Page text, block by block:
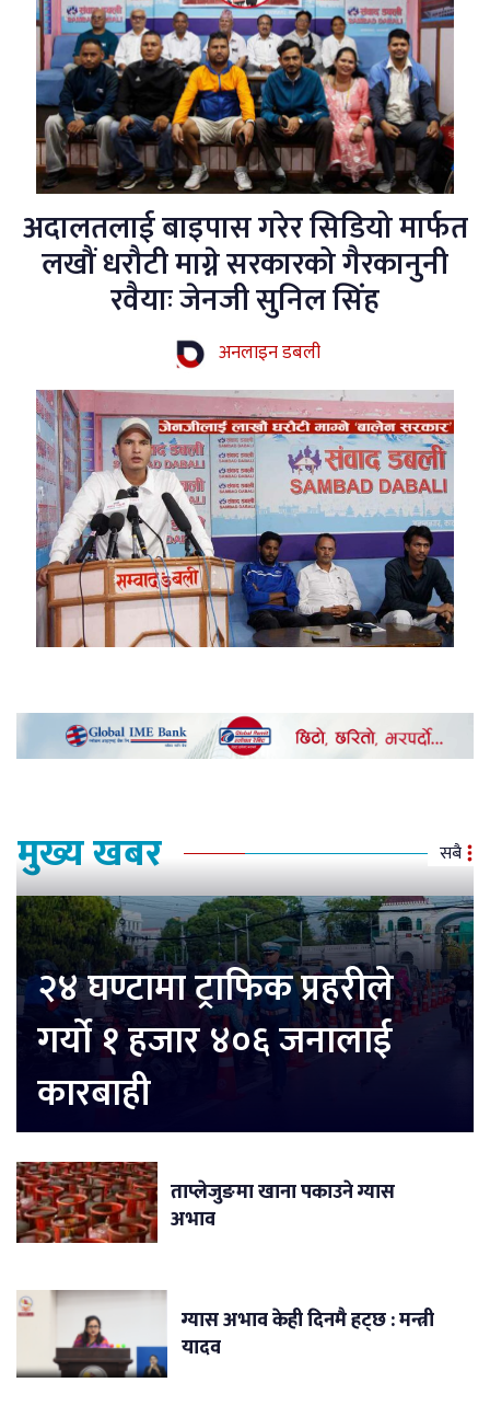
अदालतलाई बाइपास गरेर सिडियो मार्फत
लखौं धरौटी माग्ने सरकारको गैरकानुनी
रवैयाः जेनजी सुनिल सिंह
अनलाइन डबली
मुख्य खबर सबै
२४ घण्टामा ट्राफिक प्रहरीले
गर्यो १ हजार ४०६ जनालाई
कारबाही
ताप्लेजुङमा खाना पकाउने ग्यास
अभाव
ग्यास अभाव केही दिनमै हट्छ : मन्त्री
यादव